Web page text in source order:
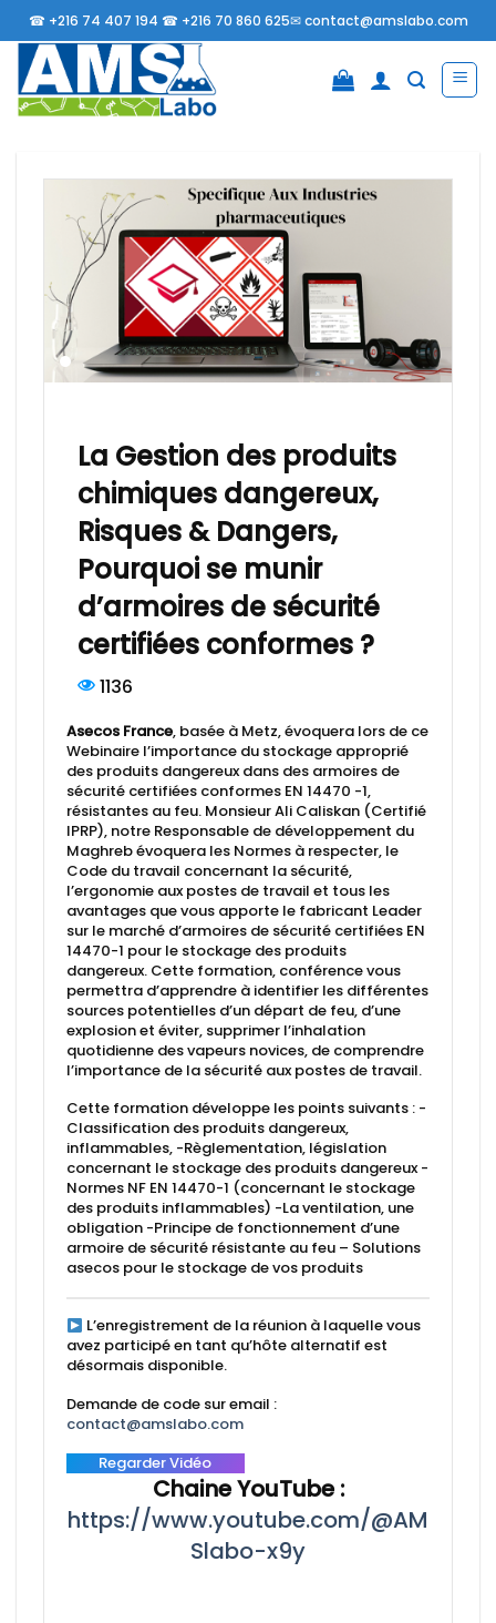
Passer
au
contenu
☎ +216 74 407 194 ☎ +216 70 860 625✉contact@amslabo.com
La Gestion des produits
chimiques dangereux,
Risques & Dangers,
Pourquoi se munir
d’armoires de sécurité
certifiées conformes ?
1136
Asecos France, basée à Metz, évoquera lors de ce
Webinaire l’importance du stockage approprié
des produits dangereux dans des armoires de
sécurité certifiées conformes EN 14470 -1,
résistantes au feu. Monsieur Ali Caliskan (Certifié
IPRP), notre Responsable de développement du
Maghreb évoquera les Normes à respecter, le
Code du travail concernant la sécurité,
l’ergonomie aux postes de travail et tous les
avantages que vous apporte le fabricant Leader
sur le marché d’armoires de sécurité certifiées EN
14470-1 pour le stockage des produits
dangereux. Cette formation, conférence vous
permettra d’apprendre à identifier les différentes
sources potentielles d’un départ de feu, d’une
explosion et éviter, supprimer l’inhalation
quotidienne des vapeurs novices, de comprendre
l’importance de la sécurité aux postes de travail.
Cette formation développe les points suivants : -
Classification des produits dangereux,
inflammables, -Règlementation, législation
concernant le stockage des produits dangereux -
Normes NF EN 14470-1 (concernant le stockage
des produits inflammables) -La ventilation, une
obligation -Principe de fonctionnement d’une
armoire de sécurité résistante au feu – Solutions
asecos pour le stockage de vos produits
L’enregistrement de la réunion à laquelle vous
avez participé en tant qu’hôte alternatif est
désormais disponible.
Demande de code sur email :
contact@amslabo.com
Regarder Vidéo
Chaine YouTube :
https://www.youtube.com/@AM
Slabo-x9y